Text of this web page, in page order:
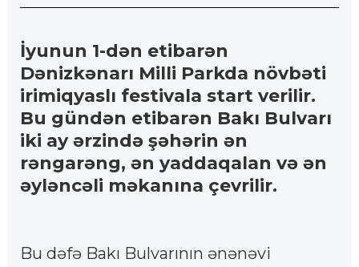
İyunun 1-dən etibarən
Dənizkənarı Milli Parkda növbəti
irimiqyaslı festivala start verilir.
Bu gündən etibarən Bakı Bulvarı
iki ay ərzində şəhərin ən
rəngarəng, ən yaddaqalan və ən
əyləncəli məkanına çevrilir.
Bu dəfə Bakı Bulvarının ənənəvi